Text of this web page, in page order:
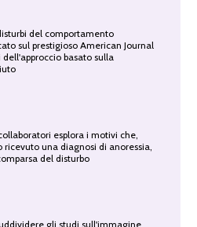
del comportamento
sul prestigioso American Journal
basato sulla
esplora i motivi che,
una diagnosi di anoressia,
del disturbo
gli studi sull'immagine